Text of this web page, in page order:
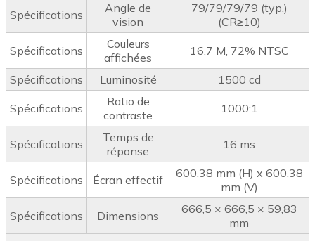
Spécifications
Angle de
vision
79/79/79/79 (typ.)
(CR≥10)
Spécifications
Couleurs
affichées
16,7 M, 72% NTSC
Spécifications Luminosité 1500 cd
Spécifications
Ratio de
contraste
1000:1
Spécifications
Temps de
réponse
16 ms
Spécifications Écran effectif
600,38 mm (H) x 600,38
mm (V)
Spécifications Dimensions
666,5 × 666,5 × 59,83
mm